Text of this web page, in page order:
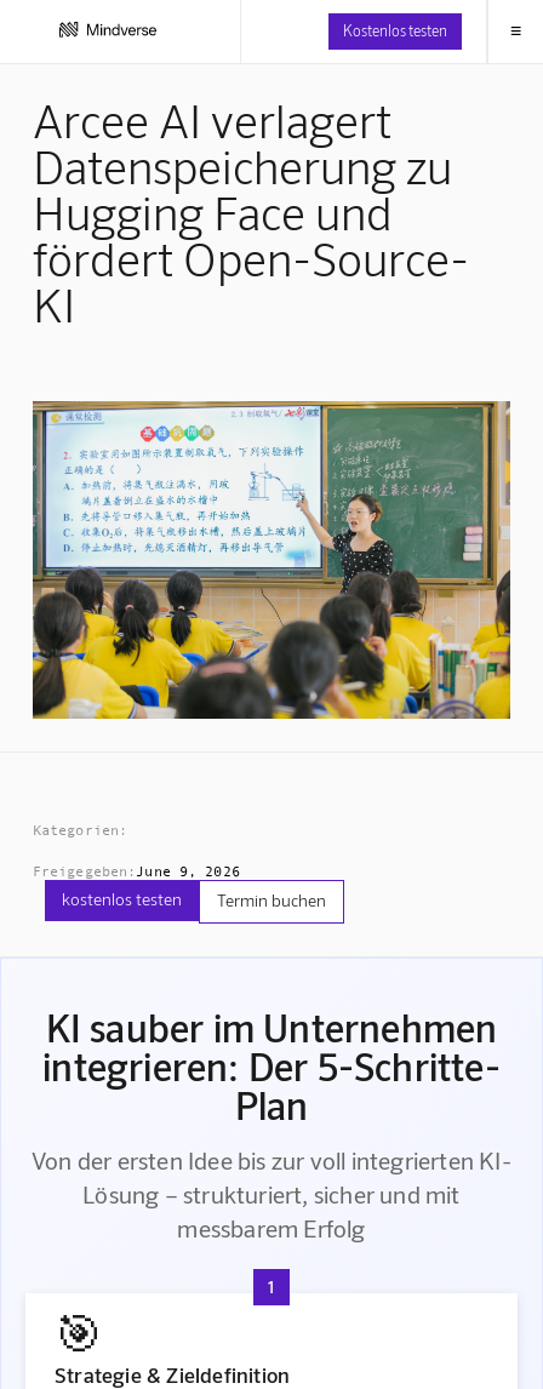
Kostenlos testen ≡
Arcee AI verlagert
Datenspeicherung zu
Hugging Face und
fördert Open-Source-
KI
Kategorien:
Freigegeben: June 9, 2026
kostenlos testen Termin buchen
KI sauber im Unternehmen
integrieren: Der 5-Schritte-
Plan
Von der ersten Idee bis zur voll integrierten KI-
Lösung – strukturiert, sicher und mit
messbarem Erfolg
1
🎯
Strategie & Zieldefinition